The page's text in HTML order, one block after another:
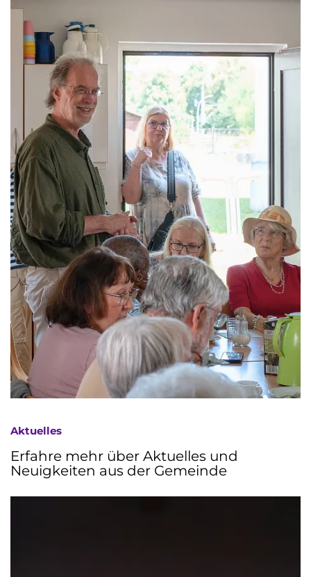
Aktuelles
Erfahre mehr über Aktuelles und
Neuigkeiten aus der Gemeinde